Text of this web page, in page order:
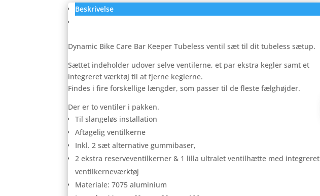
Beskrivelse
Dynamic Bike Care Bar Keeper Tubeless ventil sæt til dit tubeless sætup.
Sættet indeholder udover selve ventilerne, et par ekstra kegler samt et
integreret værktøj til at fjerne keglerne.
Findes i fire forskellige længder, som passer til de fleste fælghøjder.
Der er to ventiler i pakken.
Til slangeløs installation
Aftagelig ventilkerne
Inkl. 2 sæt alternative gummibaser,
2 ekstra reserveventilkerner & 1 lilla ultralet ventilhætte med integreret
ventilkerneværktøj
Materiale: 7075 aluminium